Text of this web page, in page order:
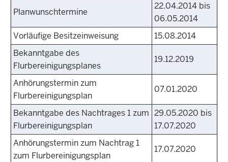
Planwunschtermine
22.04.2014 bis
06.05.2014
Vorläufige Besitzeinweisung
15.08.2014
Bekanntgabe des
Flurbereinigungsplanes
19.12.2019
Anhörungstermin zum
Flurbereinigungsplan
07.01.2020
Bekanntgabe des Nachtrages 1 zum
Flurbereinigungsplan
29.05.2020 bis
17.07.2020
Anhörungstermin zum Nachtrag 1
zum Flurbereinigungsplan
17.07.2020